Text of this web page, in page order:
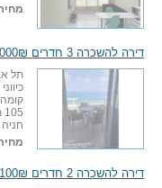
דירה להשכרה 3 חדרים 12,000₪ בחודש
תל
קומה 9 מתוך 15, נוף לים, שטח דירה
105 מ"ר
דירה להשכרה 2 חדרים 5,100₪ בחודש